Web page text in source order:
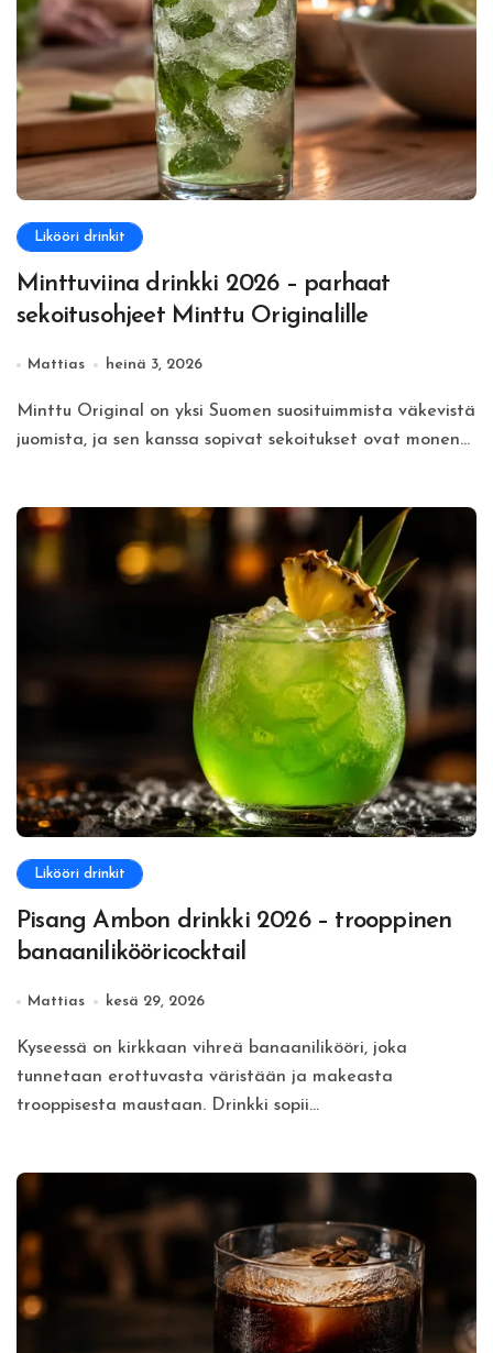
Likööri drinkit
Minttuviina drinkki 2026 – parhaat
sekoitusohjeet Minttu Originalille
Mattias heinä 3, 2026
Minttu Original on yksi Suomen suosituimmista väkevistä
juomista, ja sen kanssa sopivat sekoitukset ovat monen...
Likööri drinkit
Pisang Ambon drinkki 2026 – trooppinen
banaanilikööricocktail
Mattias kesä 29, 2026
Kyseessä on kirkkaan vihreä banaanilikööri, joka
tunnetaan erottuvasta väristään ja makeasta
trooppisesta maustaan. Drinkki sopii...